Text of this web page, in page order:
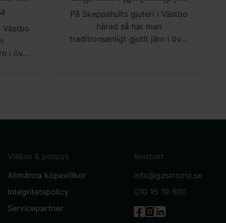
Västbo
i över
På Skeppshults gjuteri i Västbo
härad så har man
traditionsenligt gjutit järn i över
Villkor & policys
Allmänna köpevillkor
Integritetspolicy
Servicepartner
Kontakt
info@gastroma.se
010 15 19 600
Gastróma på Facebook
Gastróma på
Gastróma på